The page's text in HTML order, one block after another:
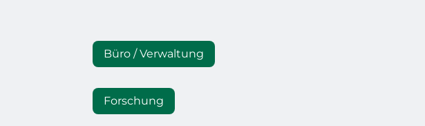
Büro / Verwaltung
Forschung